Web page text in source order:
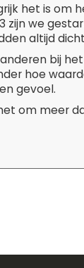
het is om
zijn we
altijd
bij
hoe
gevoel.
om meer